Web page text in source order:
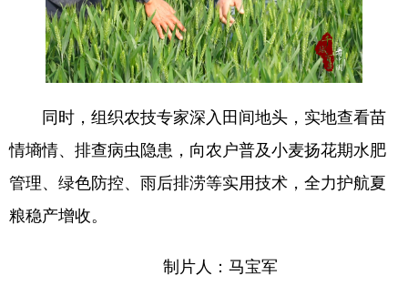
同时，组织农技专家深入田间地头，实地查看苗
情墒情、排查病虫隐患，向农户普及小麦扬花期水肥
管理、绿色防控、雨后排涝等实用技术，全力护航夏
粮稳产增收。
制片人：马宝军